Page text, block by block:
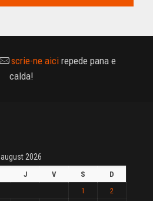
scrie-ne aici repede pana e
calda!
august 2026
J V S
D
1
2